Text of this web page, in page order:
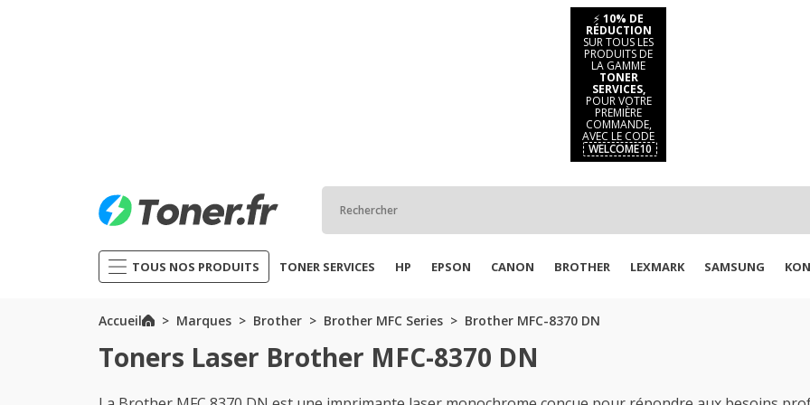
⚡ 10% DE
RÉDUCTION
SUR TOUS LES
PRODUITS DE
LA GAMME
TONER
SERVICES,
POUR VOTRE
PREMIÈRE
COMMANDE,
AVEC LE CODE
WELCOME10
TOUS NOS PRODUITS TONER SERVICES HP EPSON CANON BROTHER LEXMARK SAMSUNG
Accueil Marques Brother Brother MFC Series Brother MFC-8370 DN
Toners Laser Brother MFC-8370 DN